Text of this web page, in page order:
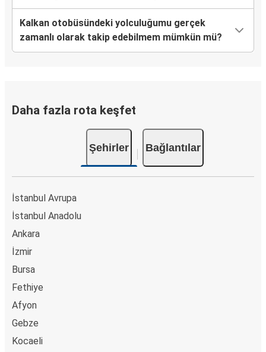
Konya
Kalkan
Burdur
Ortaca
Kalkan otobüsündeki yolculuğumu gerçek
zamanlı olarak takip edebilmem mümkün mü?
Daha fazla rota keşfet
Şehirler Bağlantılar
İstanbul Avrupa
İstanbul Anadolu
Ankara
İzmir
Bursa
Fethiye
Afyon
Gebze
Kocaeli